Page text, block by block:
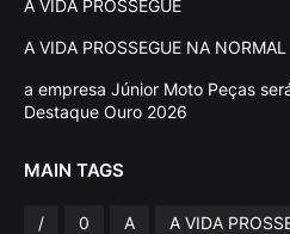
A VIDA PROSSEGUE
A VIDA PROSSEGUE NA NORMAL
a empresa Júnior Moto Peças
Destaque Ouro 2026
MAIN TAGS
/ 0 A
A VIDA